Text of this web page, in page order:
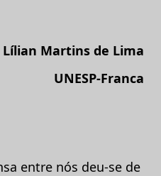
Lílian Martins de Lima
UNESP-Franca
entre nós deu-se de